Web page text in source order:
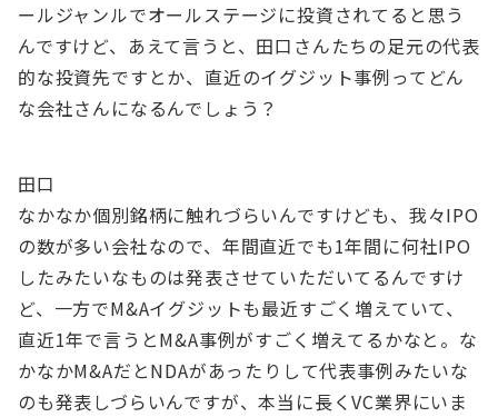
ールジャンルでオールステージに投資されてると思う
んですけど、あえて言うと、田口さんたちの足元の代表
的な投資先ですとか、直近のイグジット事例ってどん
な会社さんになるんでしょう？
田口
なかなか個別銘柄に触れづらいんですけども、我々IPO
の数が多い会社なので、年間直近でも1年間に何社IPO
したみたいなものは発表させていただいてるんですけ
ど、一方でM&Aイグジットも最近すごく増えていて、
直近1年で言うとM&A事例がすごく増えてるかなと。な
かなかM&AだとNDAがあったりして代表事例みたいな
のも発表しづらいんですが、本当に長くVC業界にいま